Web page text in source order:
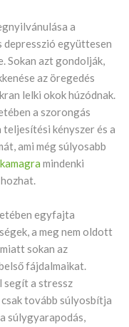
a
depresszió együttesen
Sokan azt gondolják,
az öregedés
lelki okok húzódnak.
a szorongás
kényszer és a
ami még súlyosabb
mindenki
egyfajta
a meg nem oldott
sokan az
fájdalmaikat.
segít a stressz
tovább súlyosbítja
súlygyarapodás,